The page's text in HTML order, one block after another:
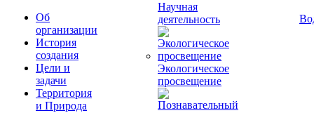
Об
организации
История
создания
Цели и
задачи
Территория
и Природа
Научная
деятельность
Экологическое
просвещение